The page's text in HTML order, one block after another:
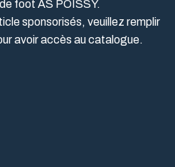
foot AS POISSY.
sponsorisés, veuillez remplir
avoir accès au catalogue.